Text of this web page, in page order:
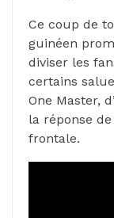
Ce coup de
guinéen
diviser les
certains
One Master,
la réponse de
frontale.